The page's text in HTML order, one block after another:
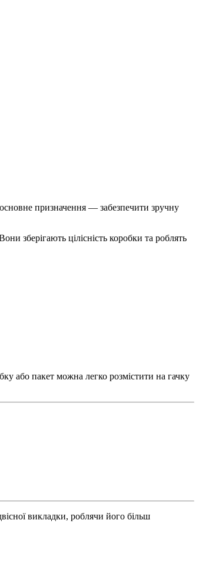
призначення — забезпечити зручну
зберігають цілісність коробки та роблять
або пакет можна легко розмістити на гачку
викладки, роблячи його більш